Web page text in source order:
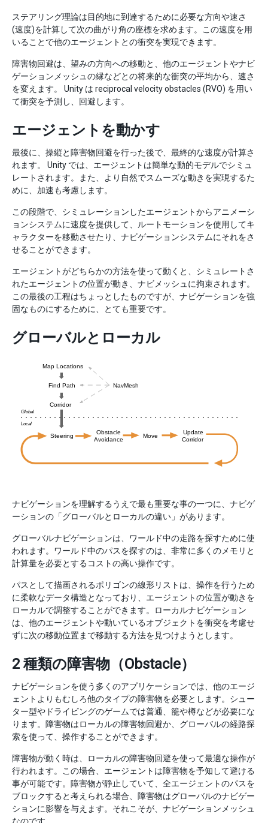
ステアリング理論は目的地に到達するために必要な方向や速さ
(速度)を計算して次の曲がり角の座標を求めます。この速度を用
いることで他のエージェントとの衝突を実現できます。
障害物回避は、望みの方向への移動と、他のエージェントやナビ
ゲーションメッシュの縁などとの将来的な衝突の平均から、速さ
を変えます。 Unity は reciprocal velocity obstacles (RVO) を用い
て衝突を予測し、回避します。
エージェントを動かす
最後に、操縦と障害物回避を行った後で、最終的な速度が計算さ
れます。 Unity では、エージェントは簡単な動的モデルでシミュ
レートされます。また、より自然でスムーズな動きを実現するた
めに、加速も考慮します。
この段階で、シミュレーションしたエージェントからアニメーシ
ョンシステムに速度を提供して、ルートモーションを使用してキ
ャラクターを移動させたり、ナビゲーションシステムにそれをさ
せることができます。
エージェントがどちらかの方法を使って動くと、シミュレートさ
れたエージェントの位置が動き、ナビメッシュに拘束されます。
この最後の工程はちょっとしたものですが、ナビゲーションを強
固なものにするために、とても重要です。
グローバルとローカル
ナビゲーションを理解するうえで最も重要な事の一つに、ナビゲ
ーションの「グローバルとローカルの違い」があります。
グローバルナビゲーションは、ワールド中の走路を探すために使
われます。ワールド中のパスを探すのは、非常に多くのメモリと
計算量を必要とするコストの高い操作です。
パスとして描画されるポリゴンの線形リストは、操作を行うため
に柔軟なデータ構造となっており、エージェントの位置が動きを
ローカルで調整することができます。ローカルナビゲーション
は、他のエージェントや動いているオブジェクトを衝突を考慮せ
ずに次の移動位置まで移動する方法を見つけようとします。
2 種類の障害物（Obstacle）
ナビゲーションを使う多くのアプリケーションでは、他のエージ
ェントよりもむしろ他のタイプの障害物を必要とします。シュー
ター型やドライビングのゲームでは普通、籠や樽などが必要にな
ります。障害物はローカルの障害物回避か、グローバルの経路探
索を使って、操作することができます。
障害物が動く時は、ローカルの障害物回避を使って最適な操作が
行われます。この場合、エージェントは障害物を予知して避ける
事が可能です。障害物が静止していて、全エージェントのパスを
ブロックすると考えられる場合、障害物はグローバルのナビゲー
ションに影響を与えます。それこそが、ナビゲーションメッシュ